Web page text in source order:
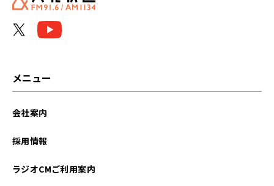
メニュー
会社案内
採用情報
ラジオCMご利用案内